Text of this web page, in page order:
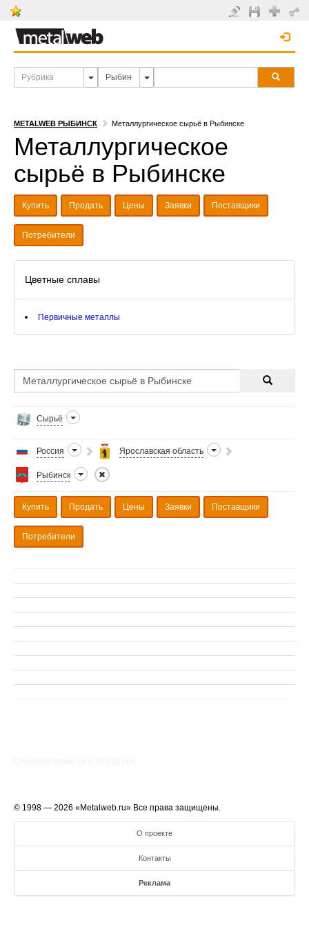
METALWEB РЫБИНСК Металлургическое сырьё в Рыбинске
Металлургическое
сырьё в Рыбинске
Купить Продать Цены Заявки Поставщики
Потребители
Цветные сплавы
Первичные металлы
Сырьё
Россия Ярославская область
Рыбинск
Купить Продать Цены Заявки Поставщики
Потребители
© 1998 — 2026 «Metalweb.ru» Все права защищены.
О проекте
Контакты
Реклама